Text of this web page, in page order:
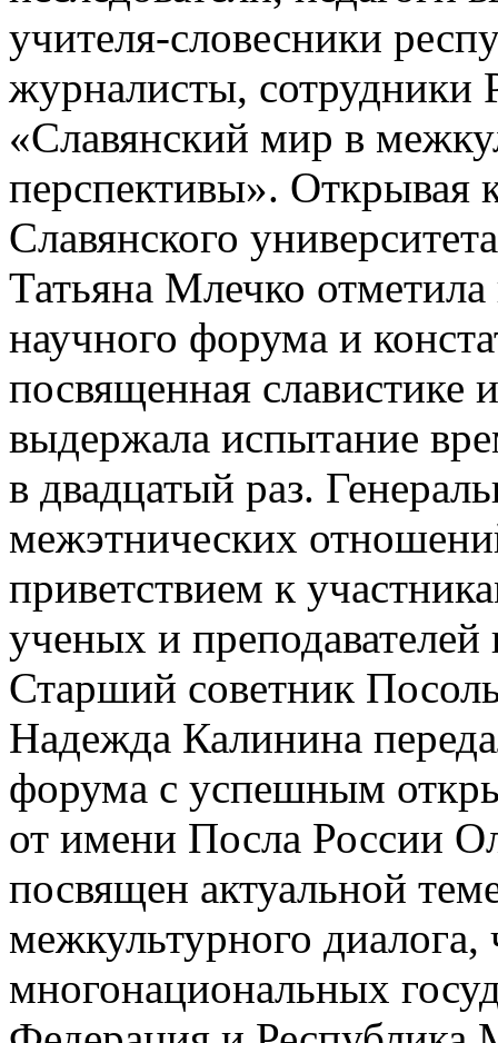
учителя-словесники
журналисты,
«Славянский мир в
перспективы». Открывая
Славянского
Татьяна Млечко
научного форума и
посвященная славистике
выдержала испытание
в двадцатый раз.
межэтнических
приветствием к
ученых и
Старший советник
Надежда Калинина
форума с успешным
от имени Посла России
посвящен актуальной
межкультурного
многонациональных